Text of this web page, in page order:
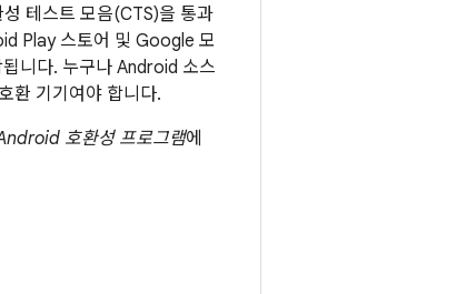
테스트 모음(CTS)을 통과
Play 스토어 및 Google 모
니다. 누구나 Android 소스
환 기기여야 합니다.
호환성 프로그램에